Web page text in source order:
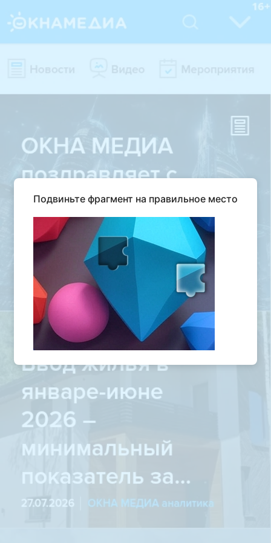
Подвиньте фрагмент на правильное место